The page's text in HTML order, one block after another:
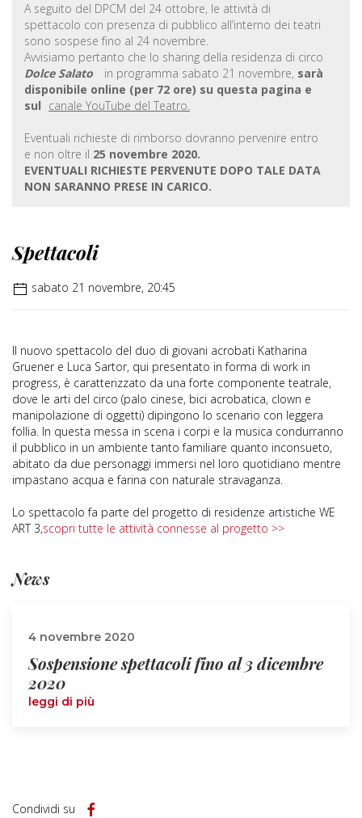
A seguito del DPCM del 24 ottobre, le attività di
spettacolo con presenza di pubblico all’interno dei teatri
sono sospese fino al 24 novembre.
Avvisiamo pertanto che lo sharing della residenza di circo
Dolce Salato
in programma sabato 21 novembre, sarà
disponibile online (per 72 ore) su questa pagina e
sul canale YouTube del Teatro.
Eventuali richieste di rimborso dovranno pervenire entro
e non oltre il 25 novembre 2020.
EVENTUALI RICHIESTE PERVENUTE DOPO TALE DATA
NON SARANNO PRESE IN CARICO.
Spettacoli
sabato 21 novembre, 20:45
Il nuovo spettacolo del duo di giovani acrobati Katharina
Gruener e Luca Sartor, qui presentato in forma di work in
progress, è caratterizzato da una forte componente teatrale,
dove le arti del circo (palo cinese, bici acrobatica, clown e
manipolazione di oggetti) dipingono lo scenario con leggera
follia. In questa messa in scena i corpi e la musica condurranno
il pubblico in un ambiente tanto familiare quanto inconsueto,
abitato da due personaggi immersi nel loro quotidiano mentre
impastano acqua e farina con naturale stravaganza.
Lo spettacolo fa parte del progetto di residenze artistiche WE
ART 3,scopri tutte le attività connesse al progetto >>
News
4 novembre 2020
Sospensione spettacoli fino al 3 dicembre
2020
leggi di più
Condividi su